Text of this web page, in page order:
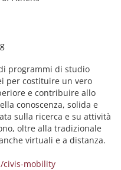
programmi di studio
per costituire un vero
e contribuire allo
conoscenza, solida e
sulla ricerca e su attività
oltre alla tradizionale
virtuali e a distanza.
mobility